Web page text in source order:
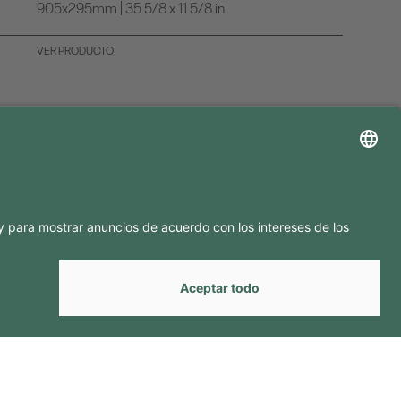
905x295mm | 35 5/8 x 11 5/8 in
VER PRODUCTO
byWebcomum